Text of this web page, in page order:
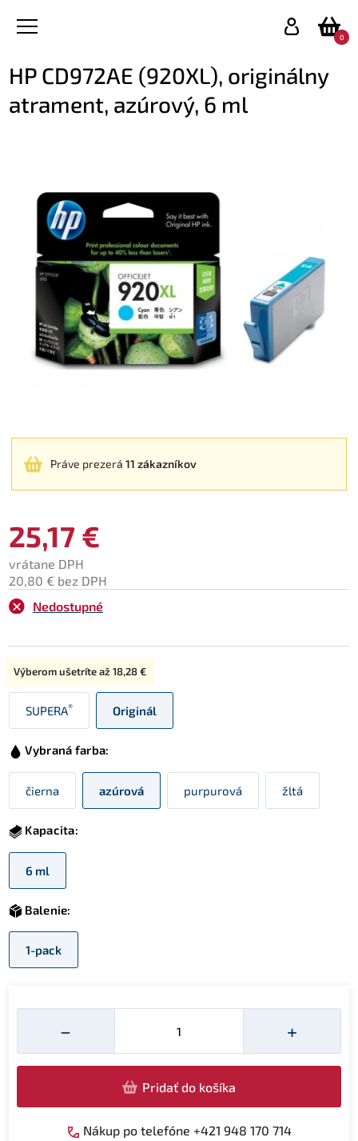
0
HP CD972AE (920XL), originálny
atrament, azúrový, 6 ml
Práve prezerá 11 zákazníkov
25,17 €
vrátane DPH
20,80 € bez DPH
Nedostupné
Typ:
SUPERA®
Výberom ušetríte až18,28 €
Originál
Vybraná farba:
čierna azúrová purpurová žltá
Kapacita:
6 ml
Balenie:
1-pack
−
Množství
+
Pridať do košíka
Nákup po telefóne +421 948 170 714